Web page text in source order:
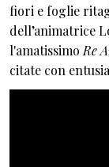
fiori e foglie
dell’animatrice
l'amatissimo Re
citate con